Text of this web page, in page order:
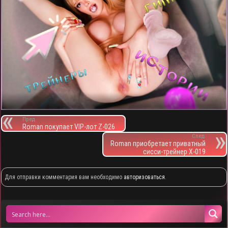
Пред.
Roman покупает VIP-лот Z-026
След.
Roman приобретает приватный
сисси-трейнер X-019
Для отправки комментария вам необходимо авторизоваться.